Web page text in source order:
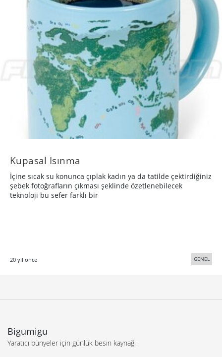
Kupasal Isınma
İçine sıcak su konunca çıplak kadın ya da tatilde çektirdiğiniz
şebek fotoğrafların çıkması şeklinde özetlenebilecek
teknoloji bu sefer farklı bir
20 yıl önce GENEL
Bigumigu
Yaratıcı bünyeler için günlük besin kaynağı